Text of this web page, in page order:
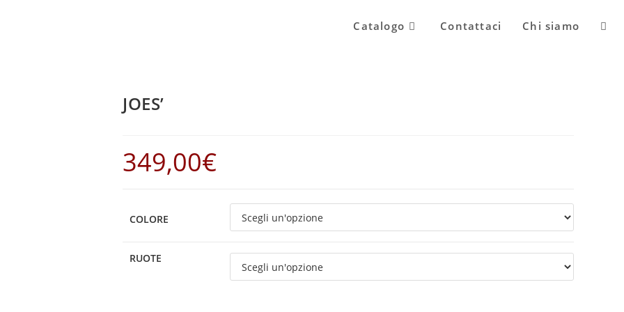
Catalogo Contattaci Chi siamo
JOES’
349,00€
COLORE
RUOTE